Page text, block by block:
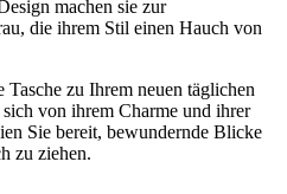
machen sie zur
die ihrem Stil einen Hauch von
zu Ihrem neuen täglichen
von ihrem Charme und ihrer
Sie bereit, bewundernde Blicke
zu ziehen.